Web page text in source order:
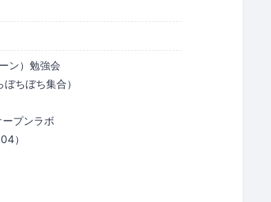
ン）勉強会
ちぼち集合）
プンラボ
）